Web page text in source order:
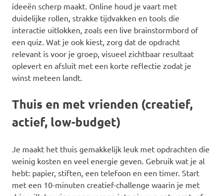
ideeën scherp maakt. Online houd je vaart met
duidelijke rollen, strakke tijdvakken en tools die
interactie uitlokken, zoals een live brainstormbord of
een quiz. Wat je ook kiest, zorg dat de opdracht
relevant is voor je groep, visueel zichtbaar resultaat
oplevert en afsluit met een korte reflectie zodat je
winst meteen landt.
Thuis en met vrienden (creatief,
actief, low-budget)
Je maakt het thuis gemakkelijk leuk met opdrachten die
weinig kosten en veel energie geven. Gebruik wat je al
hebt: papier, stiften, een telefoon en een timer. Start
met een 10-minuten creatief-challenge waarin je met